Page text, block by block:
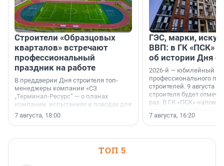
Строители «Образцовых
кварталов» встречают
профессиональный
праздник на работе
В преддверии Дня строителя топ-
менеджеры компании «СЗ
„Терминал-Ресурс“ — о планах
компании, испытаниях и поводах для
осторожного оптимизма.
7 августа, 18:00
ГЭС, марки,
ВВП: в ГК «ПСК»
об истории Дня
2026-й — юбилейный
профессионального
строителей. 9 августа
строителя будет
раз. В ГК «ПСК»
поменялась роль
7 августа, 16:20
ТОП 5